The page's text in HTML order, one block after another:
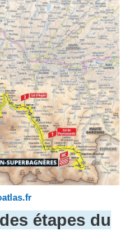
étapes du